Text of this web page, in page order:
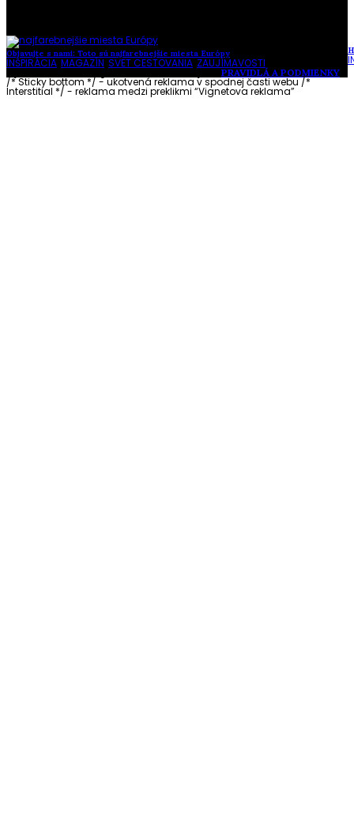
Objavujte s nami: Toto sú najfarebnejšie miesta Európy
INŠPIRÁCIA MAGAZÍN SVET CESTOVANIA ZAUJÍMAVOSTI
PRAVIDLÁ A PODMIENKY
/* Sticky bottom */ - ukotvená reklama v spodnej časti webu/*
Interstitial */ - reklama medzi preklikmi “Vignetova reklama”